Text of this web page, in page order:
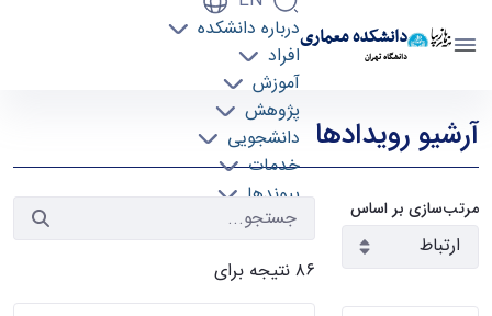
دانشکده معماری
دانشگاه تهران
درباره دانشکده
افراد
آموزش
پژوهش
دانشجویی
خدمات
پیوندها
تماس با ما
رویدادها - دانشکده معماری arch
آرشیو رویدادها
مرتب‌سازی بر اساس
۸۶ نتیجه برای